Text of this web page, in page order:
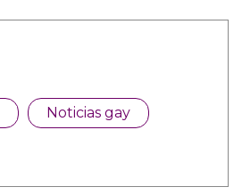
Noticias gay